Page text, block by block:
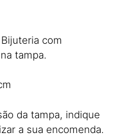
com
tampa.
da tampa, indique
a sua encomenda.